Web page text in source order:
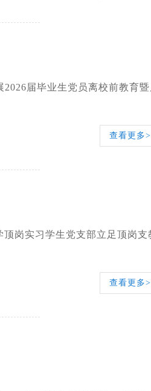
届毕业生党员离校前教育
查看更多>
岗实习学生党支部立足顶岗支
查看更多>